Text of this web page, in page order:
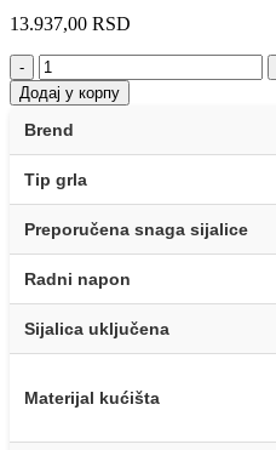
13.937,00 RSD
-
Додај у корпу
Brend
Tip grla
Preporučena snaga sijalice
Radni napon
Sijalica uključena
Materijal kućišta